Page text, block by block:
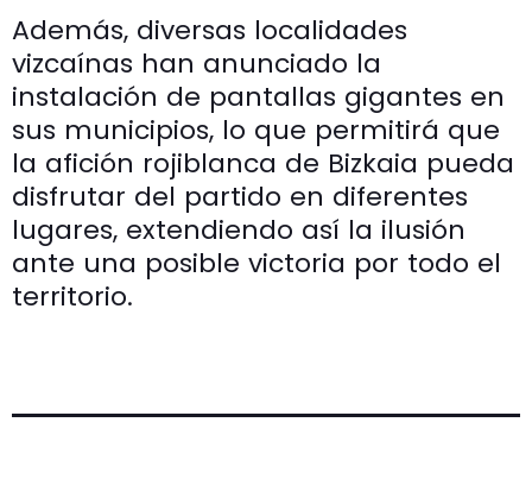
Además, diversas localidades
vizcaínas han anunciado la
instalación de pantallas gigantes en
sus municipios, lo que permitirá que
la afición rojiblanca de Bizkaia pueda
disfrutar del partido en diferentes
lugares, extendiendo así la ilusión
ante una posible victoria por todo el
territorio.